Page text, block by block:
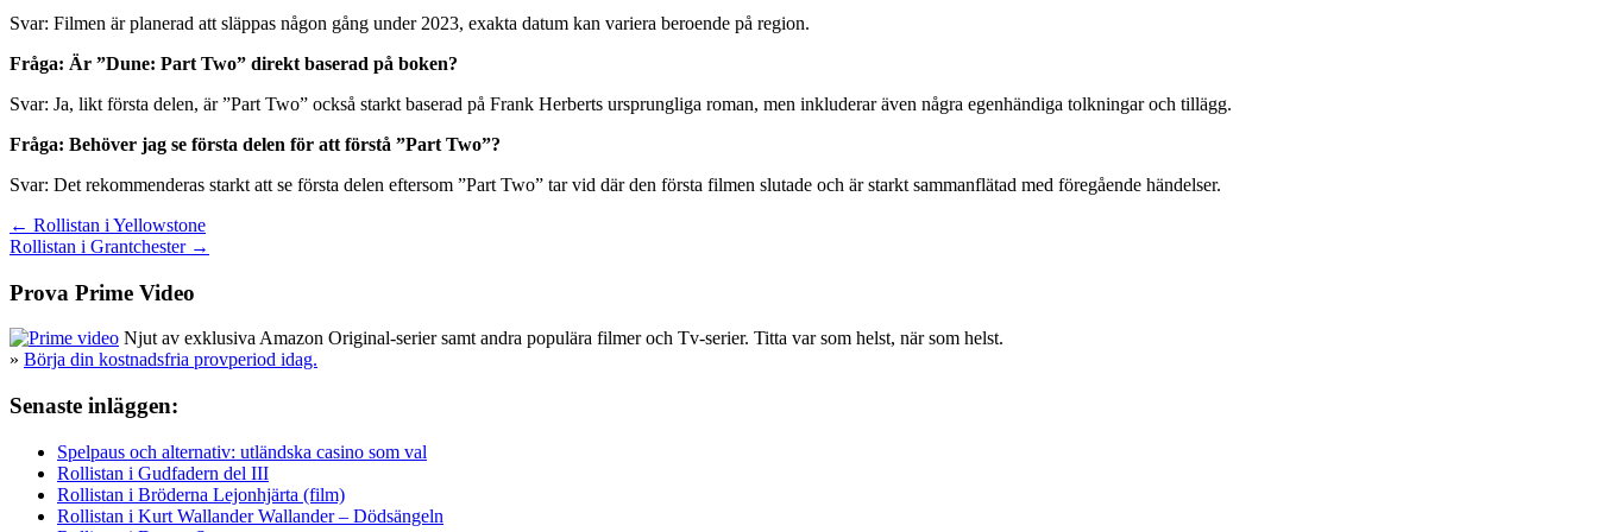
Svar: Filmen är planerad att släppas någon gång under 2023, exakta datum kan variera beroende på region.
Fråga: Är ”Dune: Part Two” direkt baserad på boken?
Svar: Ja, likt första delen, är ”Part Two” också starkt baserad på Frank Herberts ursprungliga roman, men inkluderar även några egenhändiga tolkningar och tillägg.
Fråga: Behöver jag se första delen för att förstå ”Part Two”?
Svar: Det rekommenderas starkt att se första delen eftersom ”Part Two” tar vid där den första filmen slutade och är starkt sammanflätad med föregående händelser.
Inläggsnavigering
← Rollistan i Yellowstone
Rollistan i Grantchester →
Prova Prime Video
Njut av exklusiva Amazon Original-serier samt andra populära filmer och Tv-serier. Titta var som helst, när som helst.
» Börja din kostnadsfria provperiod idag.
Senaste inläggen:
Spelpaus och alternativ: utländska casino som val
Rollistan i Gudfadern del III
Rollistan i Bröderna Lejonhjärta (film)
Rollistan i Kurt Wallander Wallander – Dödsängeln